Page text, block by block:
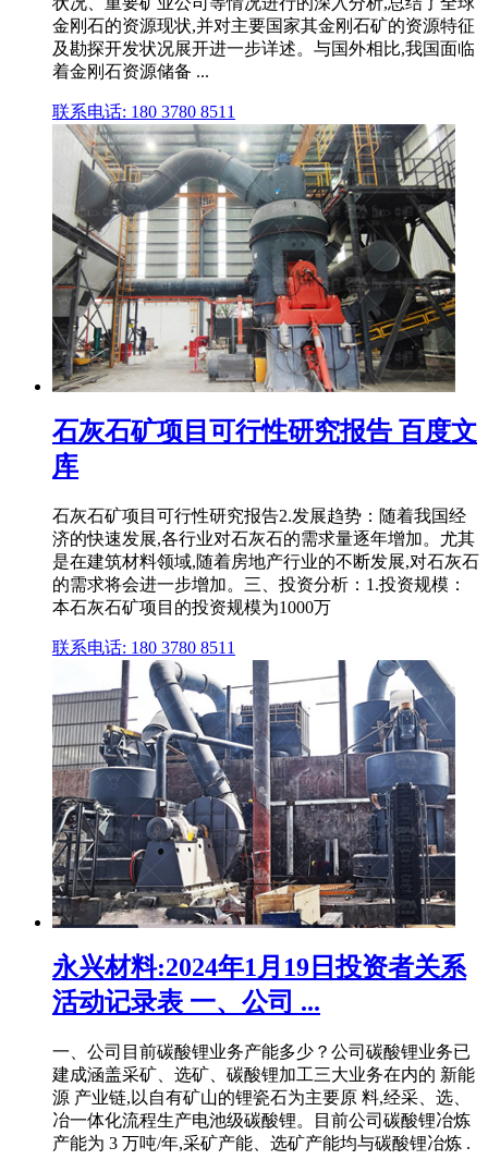
金刚石的资源现状,并对主要国家其金刚石矿的资源特征
及勘探开发状况展开进一步详述。与国外相比,我国面临
着金刚石资源储备 ...
联系电话: 180 3780 8511
石灰石矿项目可行性研究报告 百度文
库
石灰石矿项目可行性研究报告2.发展趋势：随着我国经
济的快速发展,各行业对石灰石的需求量逐年增加。尤其
是在建筑材料领域,随着房地产行业的不断发展,对石灰石
的需求将会进一步增加。三、投资分析：1.投资规模：
本石灰石矿项目的投资规模为1000万
联系电话: 180 3780 8511
永兴材料:2024年1月19日投资者关系
活动记录表 一、公司 ...
一、公司目前碳酸锂业务产能多少？公司碳酸锂业务已
建成涵盖采矿、选矿、碳酸锂加工三大业务在内的 新能
源 产业链,以自有矿山的锂瓷石为主要原 料,经采、选、
冶一体化流程生产电池级碳酸锂。目前公司碳酸锂冶炼
产能为 3 万吨/年,采矿产能、选矿产能均与碳酸锂冶炼 .